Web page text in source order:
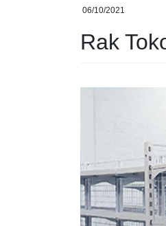
06/10/2021
Rak